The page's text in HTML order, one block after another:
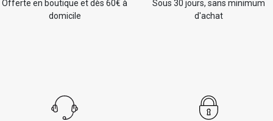
Offerte en boutique et dès 60€ à
domicile
Sous 30 jours, sans minimum
d'achat